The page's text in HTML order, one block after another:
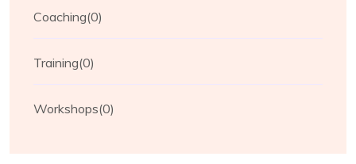
Coaching(0)
Training(0)
Workshops(0)